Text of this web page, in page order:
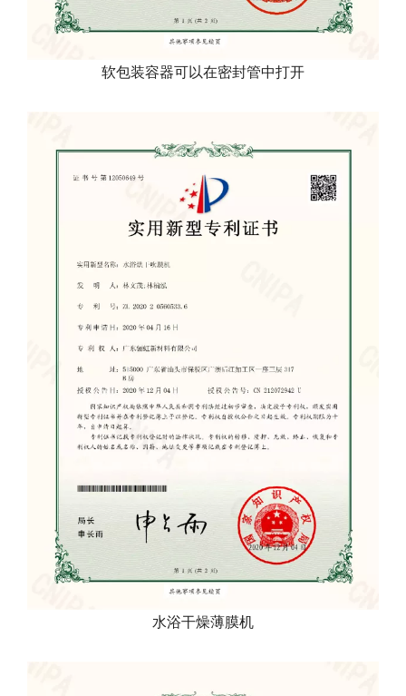
软包装容器可以在密封管中打开
水浴干燥薄膜机